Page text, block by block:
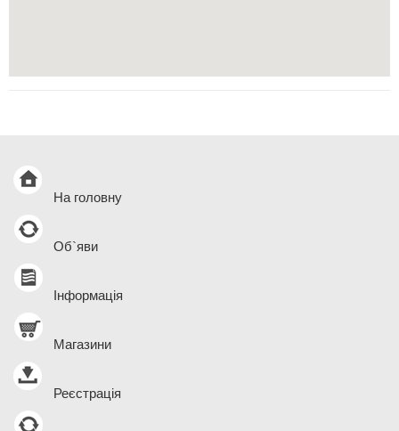
На головну
Об`яви
Інформація
Магазини
Реєстрація